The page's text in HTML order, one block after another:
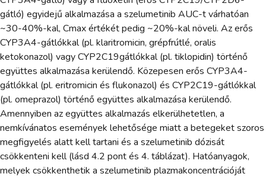
gátló) egyidejű alkalmazása a szelumetinib AUC-t várhatóan
~30-40%-kal, Cmax értékét pedig ~20%-kal növeli. Az erős
CYP3A4-gátlókkal (pl. klaritromicin, grépfrútlé, oralis
ketokonazol) vagy CYP2C19gátlókkal (pl. tiklopidin) történő
együttes alkalmazása kerülendő. Közepesen erős CYP3A4-
gátlókkal (pl. eritromicin és flukonazol) és CYP2C19-gátlókkal
(pl. omeprazol) történő együttes alkalmazása kerülendő.
Amennyiben az együttes alkalmazás elkerülhetetlen, a
nemkívánatos események lehetősége miatt a betegeket szoros
megfigyelés alatt kell tartani és a szelumetinib dózisát
csökkenteni kell (lásd 4.2 pont és 4. táblázat). Hatóanyagok,
melyek csökkenthetik a szelumetinib plazmakoncentrációját